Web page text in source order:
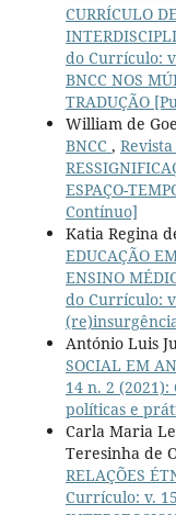
CURRÍCULO
do Currículo:
BNCC NOS
TRADUÇÃO
William de
BNCC ,
ESPAÇO-
Contínuo]
Katia Regina
EDUCAÇÃO
ENSINO
do Currículo:
António Luis
SOCIAL EM
14 n. 2 (2021):
políticas e
Carla Maria
Teresinha de
RELAÇÕES
Currículo: v.